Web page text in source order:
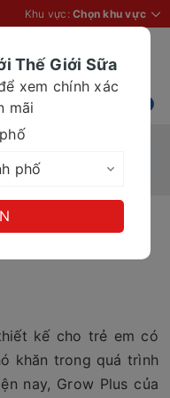
Khu vực: Chọn khu vực
Loại Nào Tốt?
vs Nutifood
kế cho trẻ em có
khăn trong quá trình
nay, Grow Plus của
Thế Giới Sữa
xem chính xác
mãi